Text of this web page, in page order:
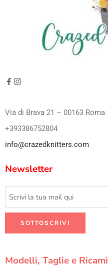
Via di Brava 21 – 00163 Roma
+393386752804
info@crazedknitters.com
Newsletter
Modelli, Taglie e Ricami